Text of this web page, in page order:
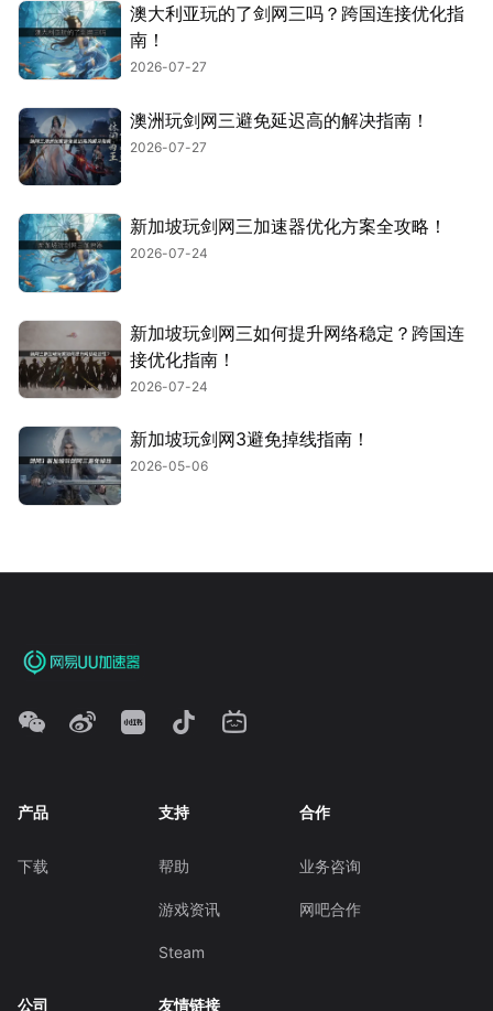
澳大利亚玩的了剑网三吗？跨国连接优化指
南！
2026-07-27
澳洲玩剑网三避免延迟高的解决指南！
2026-07-27
新加坡玩剑网三加速器优化方案全攻略！
2026-07-24
新加坡玩剑网三如何提升网络稳定？跨国连
接优化指南！
2026-07-24
新加坡玩剑网3避免掉线指南！
2026-05-06
产品
下载
支持
帮助
游戏资讯
Steam
合作
业务咨询
网吧合作
公司 友情链接